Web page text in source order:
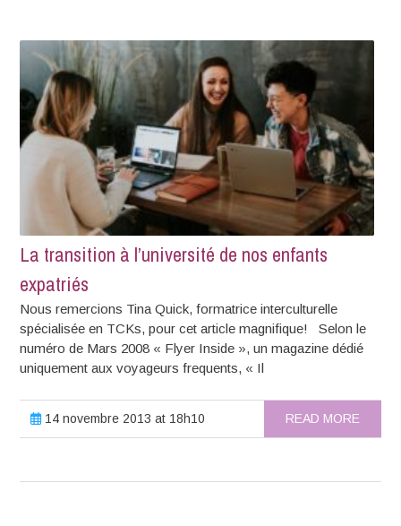
La transition à l’université de nos enfants
expatriés
Nous remercions Tina Quick, formatrice interculturelle
spécialisée en TCKs, pour cet article magnifique! Selon le
numéro de Mars 2008 « Flyer Inside », un magazine dédié
uniquement aux voyageurs frequents, « Il
14 novembre 2013 at 18h10 READ MORE